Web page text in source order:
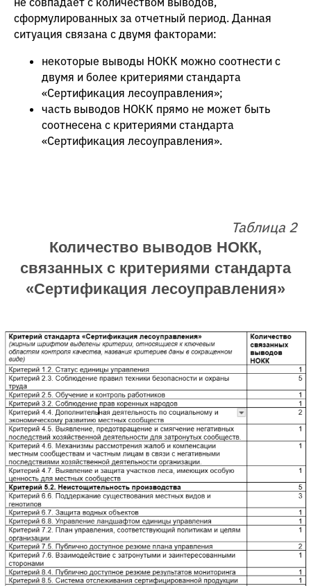
сформулированных за отчетный период. Данная
ситуация связана с двумя факторами:
некоторые выводы НОКК можно соотнести с
двумя и более критериями стандарта
«Сертификация лесоуправления»;
часть выводов НОКК прямо не может быть
соотнесена с критериями стандарта
«Сертификация лесоуправления».
Таблица 2
Количество выводов НОКК,
связанных с критериями стандарта
«Сертификация лесоуправления»